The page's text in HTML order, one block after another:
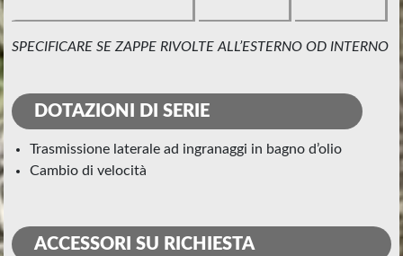
SPECIFICARE SE ZAPPE RIVOLTE ALL’ESTERNO OD INTERNO
DOTAZIONI DI SERIE
trasmissione laterale ad ingranaggi in bagno d’olio
cambio di velocità
ACCESSORI SU RICHIESTA